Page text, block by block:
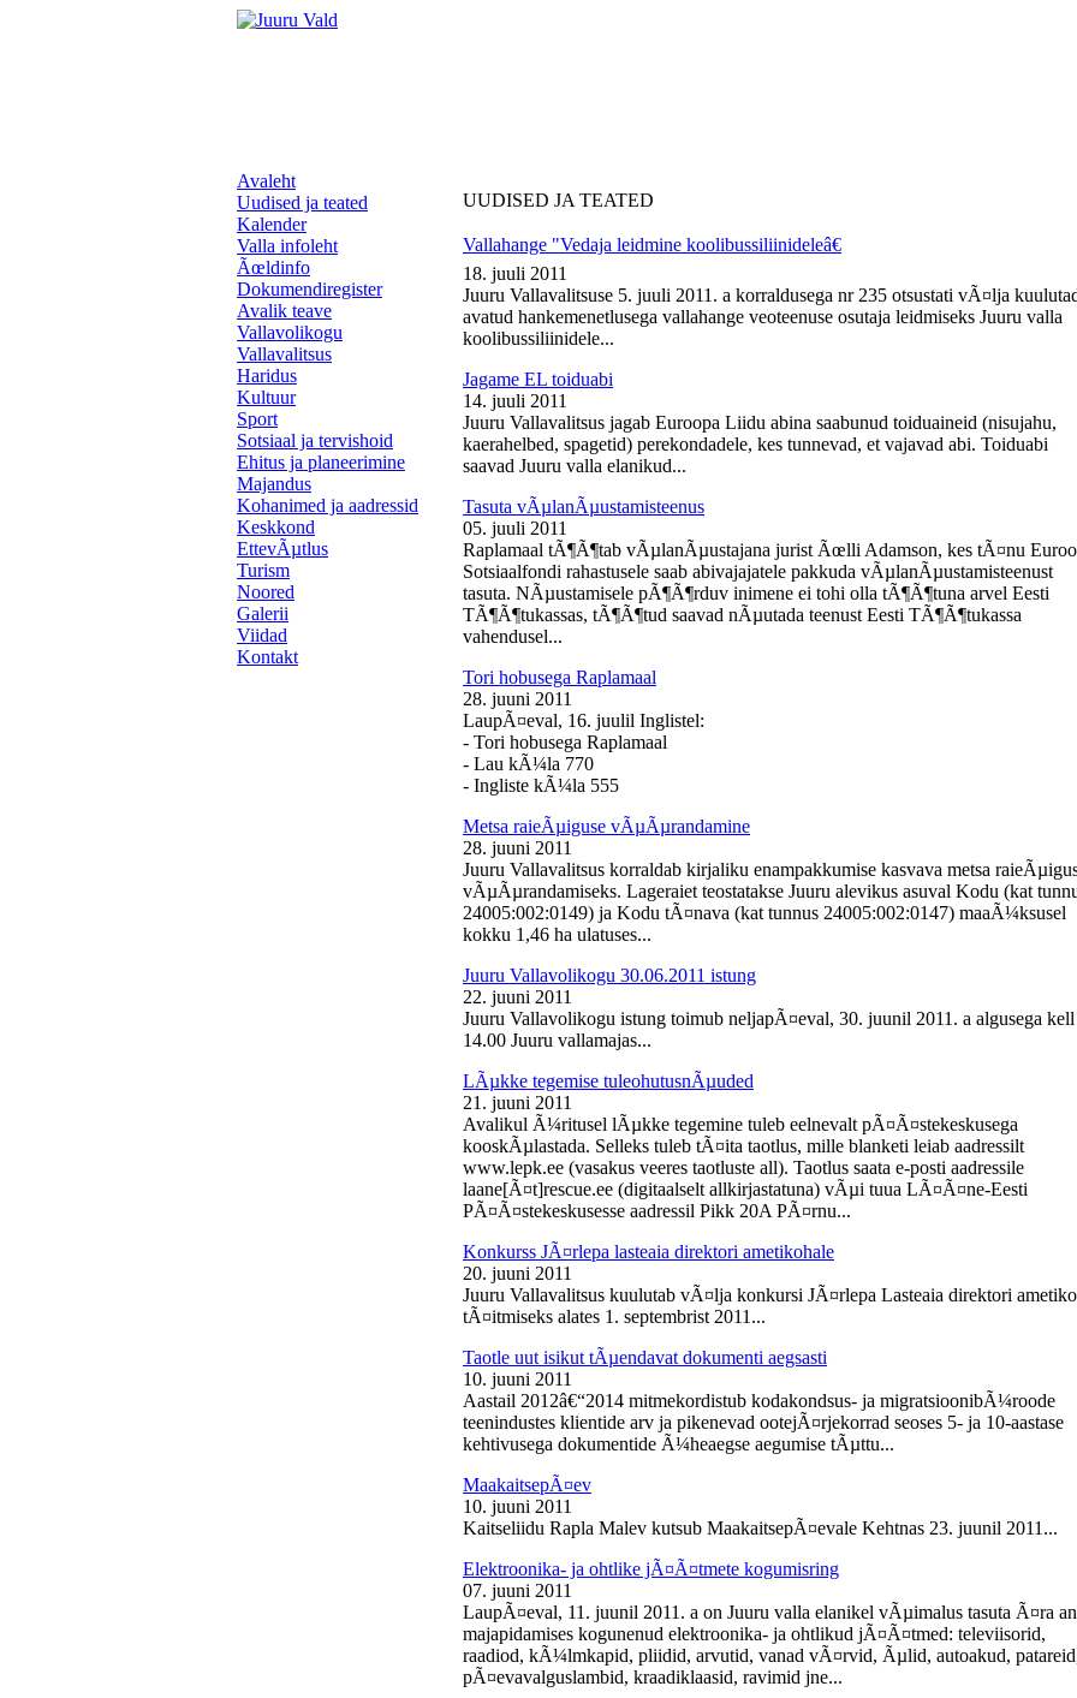
Avaleht
Uudised ja teated
Kalender
Valla infoleht
Ãœldinfo
Dokumendiregister
Avalik teave
Vallavolikogu
Vallavalitsus
Haridus
Kultuur
Sport
Sotsiaal ja tervishoid
Ehitus ja planeerimine
Majandus
Kohanimed ja aadressid
Keskkond
EttevÃµtlus
Turism
Noored
Galerii
Viidad
Kontakt
UUDISED JA TEATED
Vallahange "Vedaja leidmine koolibussiliinideleâ€
18. juuli 2011
Juuru Vallavalitsuse 5. juuli 2011. a korraldusega nr 235 otsustati vÃ¤lja
avatud hankemenetlusega vallahange veoteenuse osutaja leidmiseks Juuru valla
koolibussiliinidele...
Jagame EL toiduabi
14. juuli 2011
Juuru Vallavalitsus jagab Euroopa Liidu abina saabunud toiduaineid (nisujahu,
kaerahelbed, spagetid) perekondadele, kes tunnevad, et vajavad abi. Toiduabi
saavad Juuru valla elanikud...
Tasuta vÃµlanÃµustamisteenus
05. juuli 2011
Raplamaal tÃ¶Ã¶tab vÃµlanÃµustajana jurist Ãœlli Adamson, kes tÃ¤nu
Sotsiaalfondi rahastusele saab abivajajatele pakkuda vÃµlanÃµustamisteenust
tasuta. NÃµustamisele pÃ¶Ã¶rduv inimene ei tohi olla tÃ¶Ã¶tuna arvel Eesti
TÃ¶Ã¶tukassas, tÃ¶Ã¶tud saavad nÃµutada teenust Eesti TÃ¶Ã¶tukassa
vahendusel...
Tori hobusega Raplamaal
28. juuni 2011
LaupÃ¤eval, 16. juulil Inglistel:
- Tori hobusega Raplamaal
- Lau kÃ¼la 770
- Ingliste kÃ¼la 555
Metsa raieÃµiguse vÃµÃµrandamine
28. juuni 2011
Juuru Vallavalitsus korraldab kirjaliku enampakkumise kasvava metsa
vÃµÃµrandamiseks. Lageraiet teostatakse Juuru alevikus asuval Kodu (kat
24005:002:0149) ja Kodu tÃ¤nava (kat tunnus 24005:002:0147) maaÃ¼ksusel
kokku 1,46 ha ulatuses...
Juuru Vallavolikogu 30.06.2011 istung
22. juuni 2011
Juuru Vallavolikogu istung toimub neljapÃ¤eval, 30. juunil 2011. a algusega kell
14.00 Juuru vallamajas...
LÃµkke tegemise tuleohutusnÃµuded
21. juuni 2011
Avalikul Ã¼ritusel lÃµkke tegemine tuleb eelnevalt pÃ¤Ã¤stekeskusega
kooskÃµlastada. Selleks tuleb tÃ¤ita taotlus, mille blanketi leiab aadressilt
www.lepk.ee (vasakus veeres taotluste all). Taotlus saata e-posti aadressile
laane[Ã¤t]rescue.ee (digitaalselt allkirjastatuna) vÃµi tuua LÃ¤Ã¤ne-Eesti
PÃ¤Ã¤stekeskusesse aadressil Pikk 20A PÃ¤rnu...
Konkurss JÃ¤rlepa lasteaia direktori ametikohale
20. juuni 2011
Juuru Vallavalitsus kuulutab vÃ¤lja konkursi JÃ¤rlepa Lasteaia direktori
tÃ¤itmiseks alates 1. septembrist 2011...
Taotle uut isikut tÃµendavat dokumenti aegsasti
10. juuni 2011
Aastail 2012â€“2014 mitmekordistub kodakondsus- ja migratsioonibÃ¼roode
teenindustes klientide arv ja pikenevad ootejÃ¤rjekorrad seoses 5- ja 10-aastase
kehtivusega dokumentide Ã¼heaegse aegumise tÃµttu...
MaakaitsepÃ¤ev
10. juuni 2011
Kaitseliidu Rapla Malev kutsub MaakaitsepÃ¤evale Kehtnas 23. juunil 2011...
Elektroonika- ja ohtlike jÃ¤Ã¤tmete kogumisring
07. juuni 2011
LaupÃ¤eval, 11. juunil 2011. a on Juuru valla elanikel vÃµimalus tasuta Ã¤ra
majapidamises kogunenud elektroonika- ja ohtlikud jÃ¤Ã¤tmed: televiisorid,
raadiod, kÃ¼lmkapid, pliidid, arvutid, vanad vÃ¤rvid, Ãµlid, autoakud,
pÃ¤evavalguslambid, kraadiklaasid, ravimid jne...